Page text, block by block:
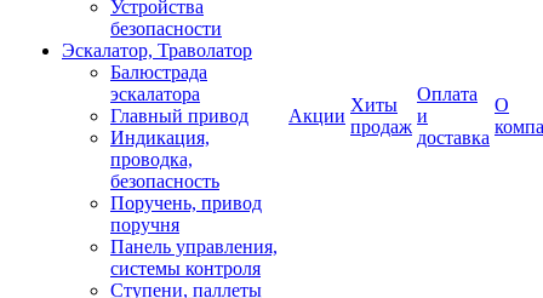
Устройства
безопасности
Эскалатор, Траволатор
Балюстрада
эскалатора
Главный привод
Индикация,
проводка,
безопасность
Поручень, привод
поручня
Панель управления,
системы контроля
Ступени, паллеты
Акции
Хиты
продаж
Оплата
и
доставка
О